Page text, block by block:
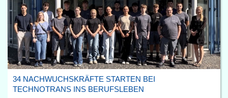
34 NACHWUCHSKRÄFTE STARTEN BEI
TECHNOTRANS INS BERUFSLEBEN